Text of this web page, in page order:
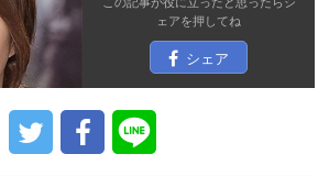
ェアを押してね
シェア